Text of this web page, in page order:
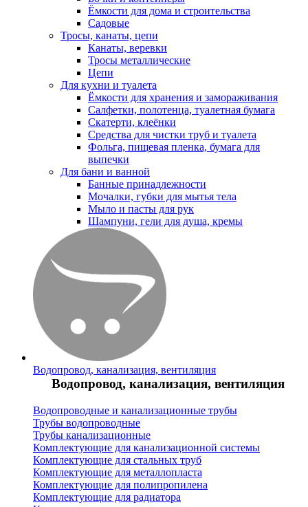
Ёмкости для дома и строительства
Садовые
Тросы, канаты, цепи
Канаты, веревки
Тросы металлические
Цепи
Для кухни и туалета
Ёмкости для хранения и замораживания
Салфетки, полотенца, туалетная бумага
Скатерти, клеёнки
Средства для чистки труб и туалета
Фольга, пищевая пленка, бумага для
выпечки
Для бани и ванной
Банные принадлежности
Мочалки, губки для мытья тела
Мыло и пасты для рук
Шампуни, гели для душа, кремы
Водопровод, канализация, вентиляция
Водопровод, канализация, вентиляция
Водопроводные и канализационные трубы
Трубы водопроводные
Трубы канализационные
Комплектующие для канализационной системы
Комплектующие для стальных труб
Комплектующие для металлопласта
Комплектующие для полипропилена
Комплектующие для радиатора